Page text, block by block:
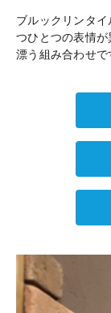
ブルックリンタ
つひとつの表情
漂う組み合わせで